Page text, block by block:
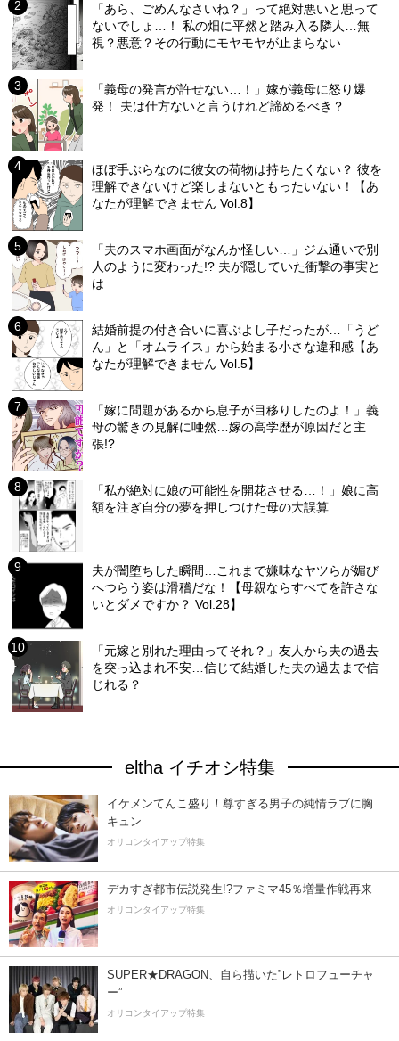
「あら、ごめんなさいね？」って絶対悪いと思って
ないでしょ…！ 私の畑に平然と踏み入る隣人…無
視？悪意？その行動にモヤモヤが止まらない
「義母の発言が許せない…！」嫁が義母に怒り爆
発！ 夫は仕方ないと言うけれど諦めるべき？
ほぼ手ぶらなのに彼女の荷物は持ちたくない？ 彼を
理解できないけど楽しまないともったいない！【あ
なたが理解できません Vol.8】
「夫のスマホ画面がなんか怪しい…」ジム通いで別
人のように変わった!? 夫が隠していた衝撃の事実と
は
結婚前提の付き合いに喜ぶよし子だったが…「うど
ん」と「オムライス」から始まる小さな違和感【あ
なたが理解できません Vol.5】
「嫁に問題があるから息子が目移りしたのよ！」義
母の驚きの見解に唖然…嫁の高学歴が原因だと主
張!?
「私が絶対に娘の可能性を開花させる…！」娘に高
額を注ぎ自分の夢を押しつけた母の大誤算
夫が闇堕ちした瞬間…これまで嫌味なヤツらが媚び
へつらう姿は滑稽だな！【母親ならすべてを許さな
いとダメですか？ Vol.28】
「元嫁と別れた理由ってそれ？」友人から夫の過去
を突っ込まれ不安…信じて結婚した夫の過去まで信
じれる？
eltha イチオシ特集
イケメンてんこ盛り！尊すぎる男子の純情ラブに胸
キュン
オリコンタイアップ特集
デカすぎ都市伝説発生!?ファミマ45％増量作戦再来
オリコンタイアップ特集
SUPER★DRAGON、自ら描いた”レトロフューチャ
ー”
オリコンタイアップ特集